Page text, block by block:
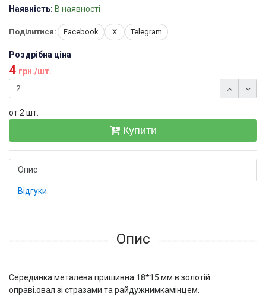
Наявність: В наявності
Поділитися: Facebook X Telegram
Роздрібна ціна
4 грн./шт.
от 2 шт.
Купити
Опис
Відгуки
Опис
Серединка металева пришивна 18*15 мм в золотій
оправі.овал зі стразами та райдужнимкамінцем.